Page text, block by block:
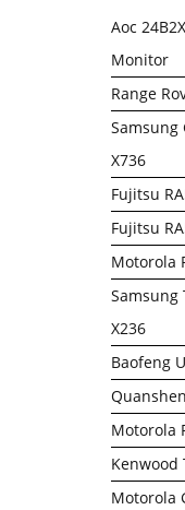
Aoc
Monitor
Range
Samsung
X736
Fujitsu
Fujitsu
Motorola
Samsung
X236
Baofeng
Motorola
Kenwood
Motorola